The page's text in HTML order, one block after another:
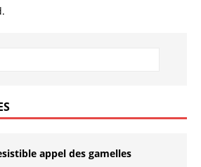
appel des gamelles